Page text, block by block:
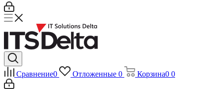
Сравнение0 Отложенные 0 Корзина0 0